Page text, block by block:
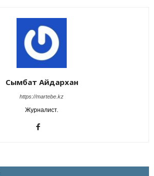
Сымбат Айдархан
https://martebe.kz
Журналист.